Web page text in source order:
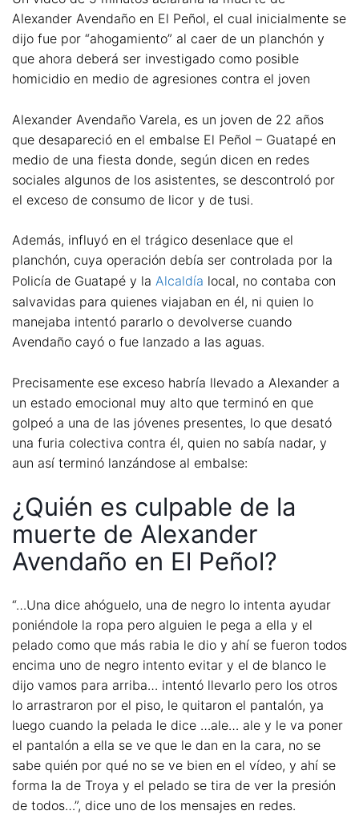
Alexander Avendaño en El Peñol, el cual inicialmente se
dijo fue por “ahogamiento” al caer de un planchón y
que ahora deberá ser investigado como posible
homicidio en medio de agresiones contra el joven
Alexander Avendaño Varela, es un joven de 22 años
que desapareció en el embalse El Peñol – Guatapé en
medio de una fiesta donde, según dicen en redes
sociales algunos de los asistentes, se descontroló por
el exceso de consumo de licor y de tusi.
Además, influyó en el trágico desenlace que el
planchón, cuya operación debía ser controlada por la
Policía de Guatapé y la Alcaldía local, no contaba con
salvavidas para quienes viajaban en él, ni quien lo
manejaba intentó pararlo o devolverse cuando
Avendaño cayó o fue lanzado a las aguas.
Precisamente ese exceso habría llevado a Alexander a
un estado emocional muy alto que terminó en que
golpeó a una de las jóvenes presentes, lo que desató
una furia colectiva contra él, quien no sabía nadar, y
aun así terminó lanzándose al embalse:
¿Quién es culpable de la
muerte de Alexander
Avendaño en El Peñol?
“…Una dice ahóguelo, una de negro lo intenta ayudar
poniéndole la ropa pero alguien le pega a ella y el
pelado como que más rabia le dio y ahí se fueron todos
encima uno de negro intento evitar y el de blanco le
dijo vamos para arriba… intentó llevarlo pero los otros
lo arrastraron por el piso, le quitaron el pantalón, ya
luego cuando la pelada le dice …ale… ale y le va poner
el pantalón a ella se ve que le dan en la cara, no se
sabe quién por qué no se ve bien en el vídeo, y ahí se
forma la de Troya y el pelado se tira de ver la presión
de todos…”, dice uno de los mensajes en redes.